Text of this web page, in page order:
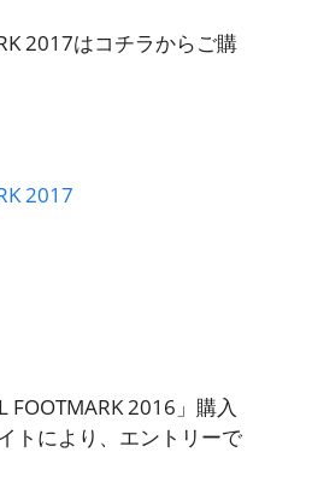
2017はコチラからご購
2017
FOOTMARK 2016」購入
トにより、エントリーで